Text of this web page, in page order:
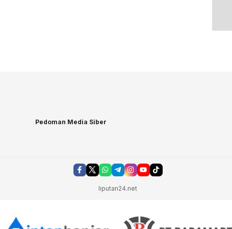
Pedoman Media Siber
liputan24.net